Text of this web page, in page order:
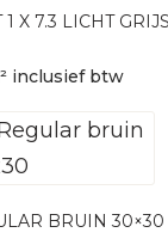
X 7.3 LICHT
inclusief btw
BRUIN 30×30